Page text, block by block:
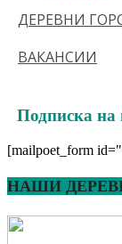
ДЕРЕВНИ
ВАКАНСИИ
Подписка на
[mailpoet_form
НАШИ